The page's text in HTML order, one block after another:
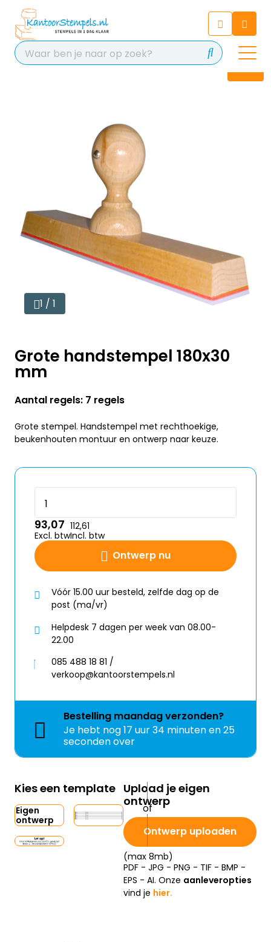
Chat 24/7 met onze chatbot
voor hulp
Contact
1 / 1
Grote handstempel 180x30
mm
Aantal regels: 7 regels
Grote stempel. Handstempel met rechthoekige,
beukenhouten montuur en ontwerp naar keuze.
Ontwerp nu
93,07
Excl. btw
112,61
Incl. btw
Vóór 15.00 uur besteld, zelfde dag op de
post (ma/vr)
Helpdesk 7 dagen per week van 08.00-
22.00
085 488 18 81 /
verkoop@kantoorstempels.nl
Bestelling maandagverzonden?
Je hebt nog17 uur 34 minuten en 25
seconden over
Kies een template
Eigen
ontwerp
Upload je eigen
ontwerp
Ontwerp uploaden
(max 8mb)
PDF - JPG - PNG - TIF - BMP -
EPS - AI. Onze aanleveropties
vind je hier.